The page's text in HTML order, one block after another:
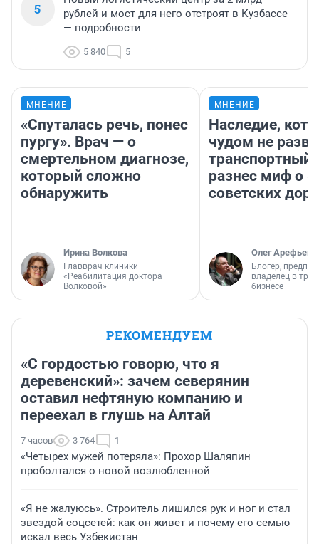
5
рублей и мост для него отстроят в Кузбассе
— подробности
5 840 5
МНЕНИЕ
«Спуталась речь, понес
пургу». Врач — о
смертельном диагнозе,
который сложно
обнаружить
Ирина Волкова
Главврач клиники
«Реабилитация доктора
Волковой»
МНЕНИЕ
Наследие,
чудом не
транспортный
разнес миф о
советских
Олег Арефьев
Блогер,
владелец в
бизнесе
РЕКОМЕНДУЕМ
«С гордостью говорю, что я
деревенский»: зачем северянин
оставил нефтяную компанию и
переехал в глушь на Алтай
7 часов 3 764 1
«Четырех мужей потеряла»: Прохор Шаляпин
проболтался о новой возлюбленной
«Я не жалуюсь». Строитель лишился рук и ног и стал
звездой соцсетей: как он живет и почему его семью
искал весь Узбекистан